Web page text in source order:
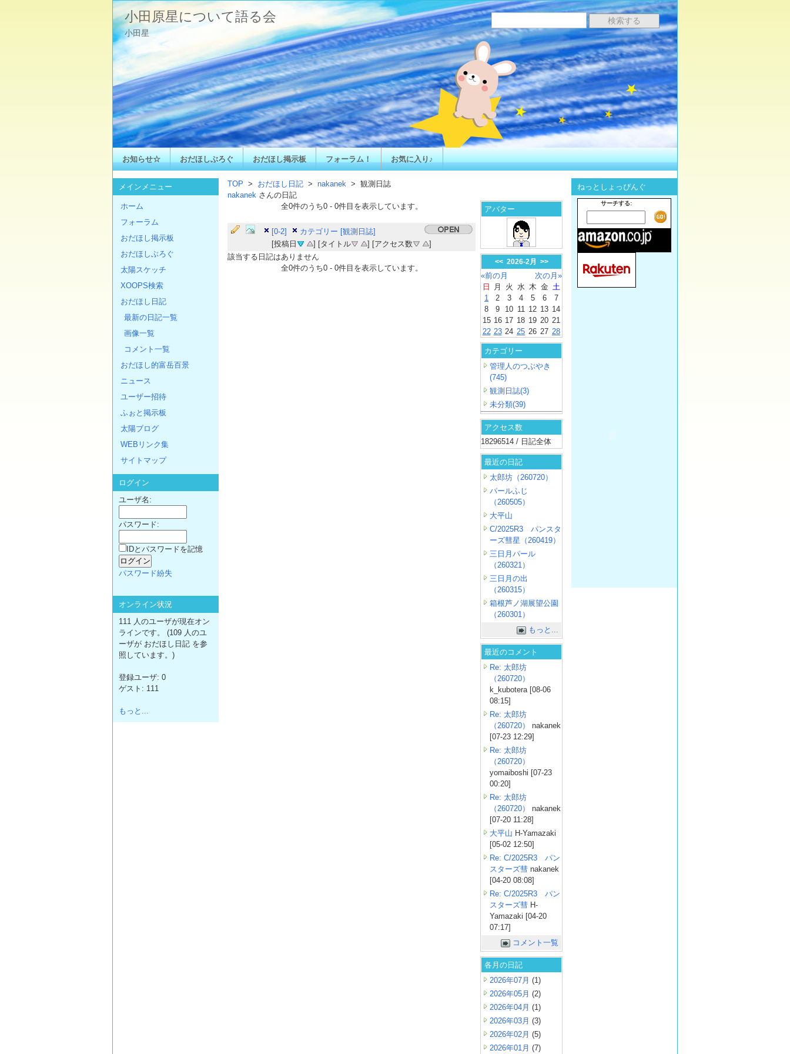
小田原星について語る会
小田星
お知らせ☆ おだほしぶろぐ おだほし掲示板 フォーラム！ お気に入り♪
TOP > おだほし日記 > nakanek > 観測日誌
nakanek さんの日記
全0件のうち0- 0件目を表示しています。
[0-2]
カテゴリー [観測日誌]
[投稿日
] [タイトル ] [アクセス数
]
該当する日記はありません
全0件のうち0- 0件目を表示しています。
アバター
<< 2026-2月 >>
«前の月
次の月»
日
月 火 水 木 金 土
1
2 3 4 5 6
7
8
9 10 11 12 13 14
15 16 17 18 19 20 21
22 23 24 25 26 27 28
カテゴリー
管理人のつぶやき
(745)
観測日誌(3)
未分類(39)
アクセス数
18296514 / 日記全体
最近の日記
太郎坊（260720）
パールふじ
（260505）
大平山
C/2025R3 パンスタ
ーズ彗星（260419）
三日月パール
（260321）
三日月の出
（260315）
箱根芦ノ湖展望公園
（260301）
もっと...
最近のコメント
Re: 太郎坊
（260720）
k_kubotera [08-06
08:15]
Re: 太郎坊
（260720）
nakanek
[07-23 12:29]
Re: 太郎坊
（260720）
yomaiboshi [07-23
00:20]
Re: 太郎坊
（260720）
nakanek
[07-20 11:28]
大平山 H-Yamazaki
[05-02 12:50]
Re: C/2025R3 パン
スターズ彗 nakanek
[04-20 08:08]
Re: C/2025R3 パン
スターズ彗 H-
Yamazaki [04-20
07:17]
コメント一覧
各月の日記
2026年07月 (1)
2026年05月 (2)
2026年04月 (1)
2026年03月 (3)
2026年02月 (5)
2026年01月 (7)
メインメニュー
ホーム
フォーラム
おだほし掲示板
おだほしぶろぐ
太陽スケッチ
XOOPS検索
おだほし日記
最新の日記一覧
画像一覧
コメント一覧
おだほし的富岳百景
ニュース
ユーザー招待
ふぉと掲示板
太陽ブログ
WEBリンク集
サイトマップ
ログイン
ユーザ名:
パスワード:
IDとパスワードを記憶
パスワード紛失
オンライン状況
111 人のユーザが現在オン
ラインです。 (109 人のユ
ーザが おだほし日記 を参
照しています。)
登録ユーザ: 0
ゲスト: 111
もっと...
ねっとしょっぴんぐ
サーチする: